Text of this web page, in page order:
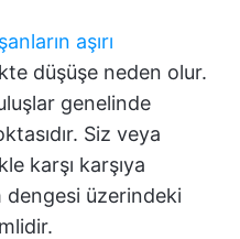
aşırı
düşüşe neden olur.
genelinde
Siz veya
karşı karşıya
dengesi üzerindeki